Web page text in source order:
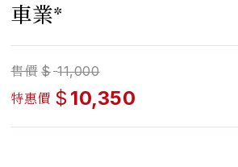
車業*
售價 $ 11,000
特惠價 $ 10,350